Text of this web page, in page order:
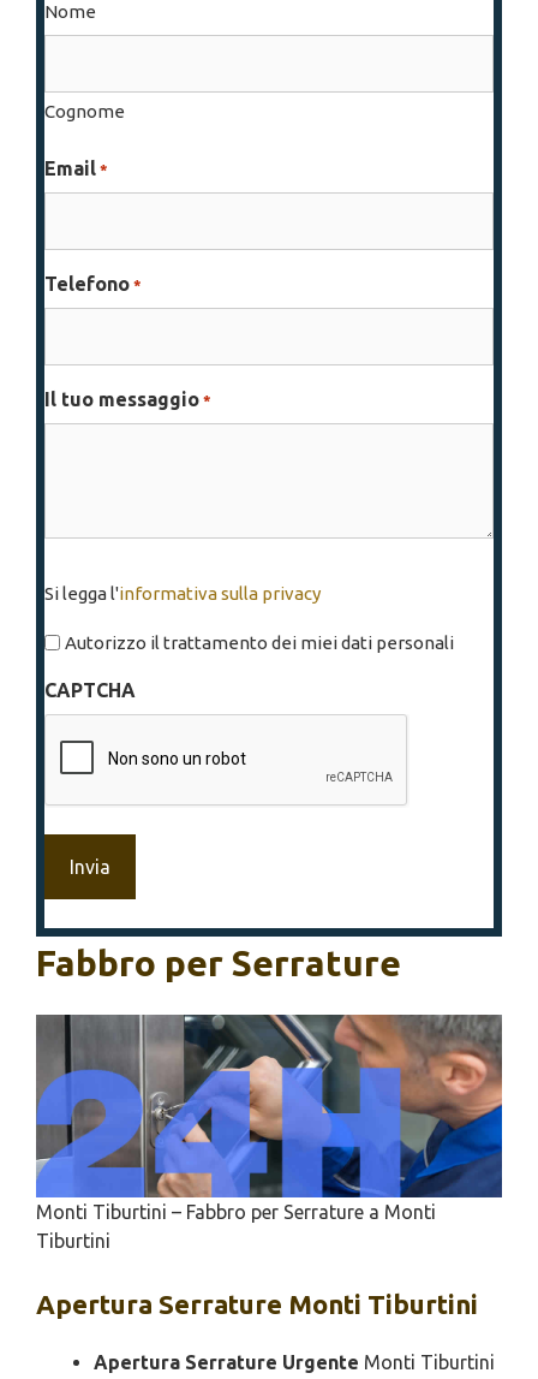
Nome
Cognome
Email *
Telefono *
Il tuo messaggio *
legga
l'informativa
privacy
Si legga l'informativa sulla privacy
Autorizzo il trattamento dei miei dati personali
CAPTCHA
Fabbro per Serrature
Monti Tiburtini – Fabbro per Serrature a Monti
Tiburtini
Apertura Serrature Monti Tiburtini
Apertura Serrature Urgente Monti Tiburtini